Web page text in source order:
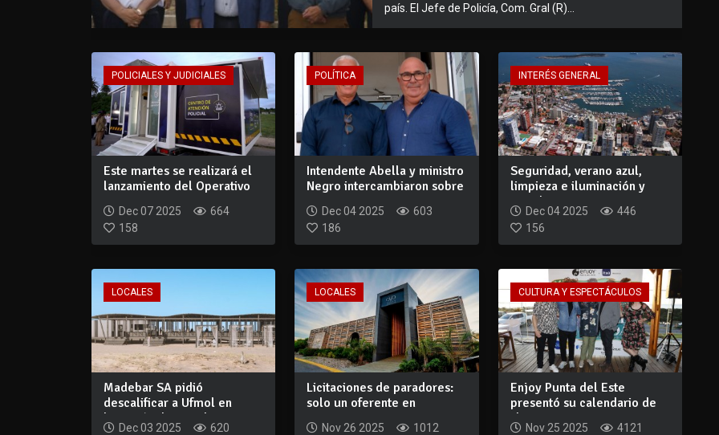
país. El Jefe de Policía, Com. Gral (R)...
POLICIALES Y JUDICIALES
Este martes se realizará el
lanzamiento del Operativo
Dec 07 2025
664
158
POLÍTICA
Intendente Abella y ministro
Negro intercambiaron sobre
Dec 04 2025
603
186
INTERÉS GENERAL
Seguridad, verano azul,
limpieza e iluminación y
paradores,...
Dec 04 2025
446
156
LOCALES
Madebar SA pidió
descalificar a Ufmol en
licitación de parad...
Dec 03 2025
620
LOCALES
Licitaciones de paradores:
solo un oferente en
Nov 26 2025
1012
CULTURA Y ESPECTÁCULOS
Enjoy Punta del Este
presentó su calendario de
shows y activ...
Nov 25 2025
4121